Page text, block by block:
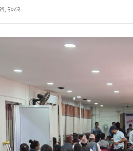
२०८२